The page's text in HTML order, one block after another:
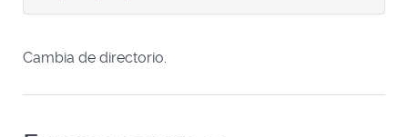
Cambia de directorio.